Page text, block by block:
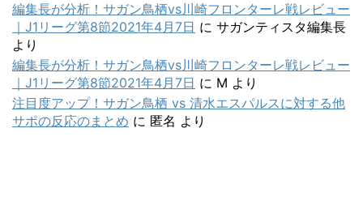
編集長が分析！サガン鳥栖vs川崎フロンターレ戦レビュー
｜J1リーグ第8節2021年4月7日 に サガンティスタ編集長
より
編集長が分析！サガン鳥栖vs川崎フロンターレ戦レビュー
｜J1リーグ第8節2021年4月7日 に M より
注目度アップ！サガン鳥栖 vs 清水エスパルスに対する他
サポの反応のまとめ に 匿名 より